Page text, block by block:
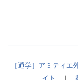
［通学］アミティエ
イト
|